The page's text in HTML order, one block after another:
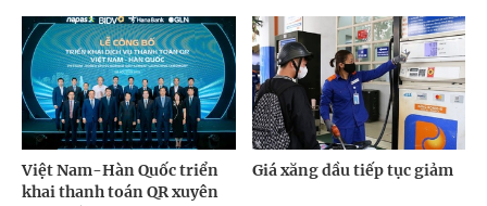
Việt Nam-Hàn Quốc triển
khai thanh toán QR xuyên
Giá xăng dầu tiếp tục giảm